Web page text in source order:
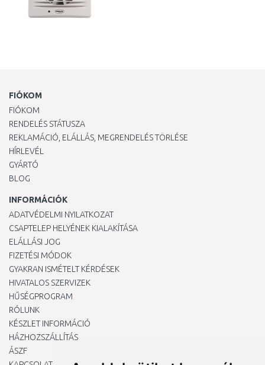
FIÓKOM
FIÓKOM
RENDELÉS STÁTUSZA
REKLAMÁCIÓ, ELÁLLÁS, MEGRENDELÉS TÖRLÉSE
HÍRLEVÉL
GYÁRTÓ
BLOG
INFORMÁCIÓK
ADATVÉDELMI NYILATKOZAT
CSAPTELEP HELYÉNEK KIALAKÍTÁSA
ELÁLLÁSI JOG
FIZETÉSI MÓDOK
GYAKRAN ISMÉTELT KÉRDÉSEK
HIVATALOS SZERVIZEK
HŰSÉGPROGRAM
RÓLUNK
KÉSZLET INFORMÁCIÓ
HÁZHOZSZÁLLÍTÁS
ÁSZF